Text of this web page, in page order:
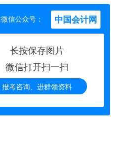
信公众号： 中国会计网
长按保存图片
微信打开扫一扫
报考咨询、进群领资料